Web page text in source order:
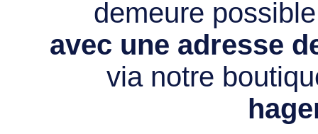
demeure
avec une adresse
via notre